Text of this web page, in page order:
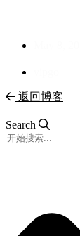
返回博客
Search